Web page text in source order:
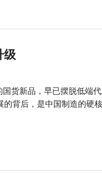
级
货新品，早已摆脱低端
背后，是中国制造的硬核